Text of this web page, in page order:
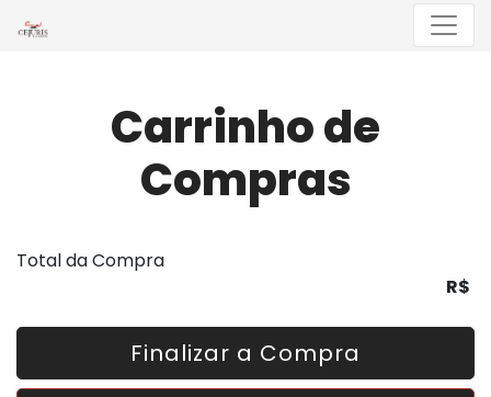
Menu
Carrinho de
Compras
Total da Compra
R$
Finalizar a Compra